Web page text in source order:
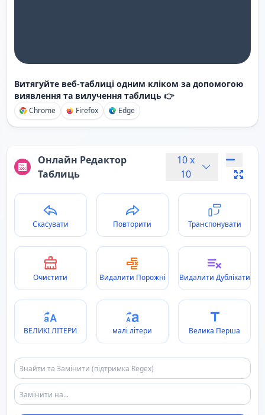
Витягуйте веб-таблиці одним кліком за допомогою
виявлення та вилучення таблиць 👉
Chrome Firefox Edge
Онлайн Редактор
Таблиць
10x
10
Скасувати Повторити Транспонувати
Очистити Видалити Порожні Видалити Дублікати
ВЕЛИКІ ЛІТЕРИ малі літери Велика Перша